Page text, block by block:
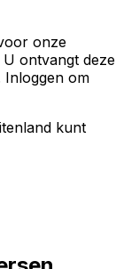
onze
ontvangt deze
Inloggen om
kunt